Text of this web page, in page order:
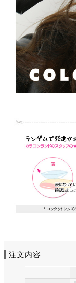
注文内容